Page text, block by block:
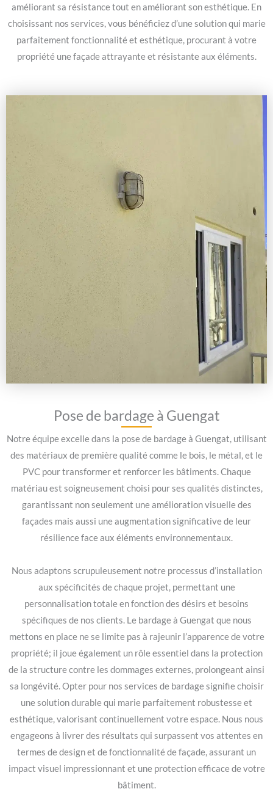
améliorant sa résistance tout en améliorant son esthétique. En
choisissant nos services, vous bénéficiez d’une solution qui marie
parfaitement fonctionnalité et esthétique, procurant à votre
propriété une façade attrayante et résistante aux éléments.
Pose de bardage à Guengat
Notre équipe excelle dans la pose de bardage à Guengat, utilisant
des matériaux de première qualité comme le bois, le métal, et le
PVC pour transformer et renforcer les bâtiments. Chaque
matériau est soigneusement choisi pour ses qualités distinctes,
garantissant non seulement une amélioration visuelle des
façades mais aussi une augmentation significative de leur
résilience face aux éléments environnementaux.
Nous adaptons scrupuleusement notre processus d’installation
aux spécificités de chaque projet, permettant une
personnalisation totale en fonction des désirs et besoins
spécifiques de nos clients. Le bardage à Guengat que nous
mettons en place ne se limite pas à rajeunir l’apparence de votre
propriété; il joue également un rôle essentiel dans la protection
de la structure contre les dommages externes, prolongeant ainsi
sa longévité. Opter pour nos services de bardage signifie choisir
une solution durable qui marie parfaitement robustesse et
esthétique, valorisant continuellement votre espace. Nous nous
engageons à livrer des résultats qui surpassent vos attentes en
termes de design et de fonctionnalité de façade, assurant un
impact visuel impressionnant et une protection efficace de votre
bâtiment.